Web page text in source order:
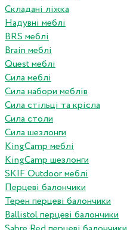
Складані ліжка
Надувні меблі
BRS меблі
Brain меблі
Quest меблі
Сила меблі
Сила набори меблів
Сила стільці та крісла
Сила столи
Сила шезлонги
KingCamp меблі
KingCamp шезлонги
SKIF Outdoor меблі
Перцеві балончики
Терен перцеві балончики
Ballistol перцеві балончики